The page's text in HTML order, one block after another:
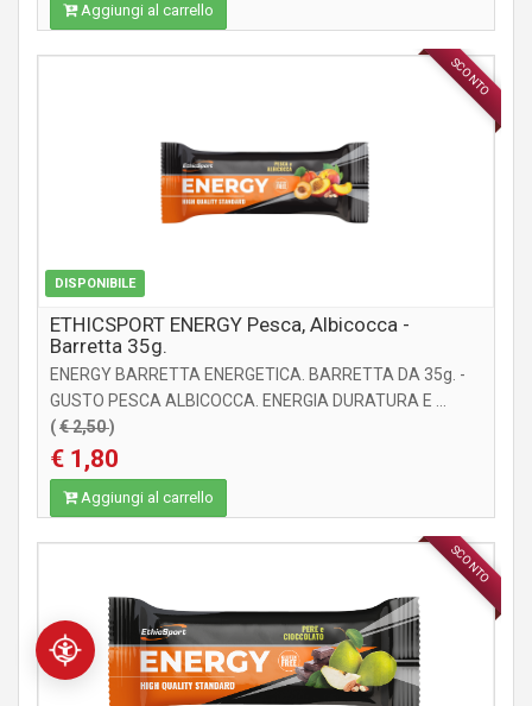
Aggiungi al carrello
SCONTO
DISPONIBILE
INTEGRATORI
ETHICSPORT ENERGY Pesca, Albicocca -
Barretta 35g.
ENERGY BARRETTA ENERGETICA. BARRETTA DA 35g. -
GUSTO PESCA ALBICOCCA. ENERGIA DURATURA E ...
(€ 2,50)
€ 1,80
Aggiungi al carrello
SCONTO
INTEGRATORI